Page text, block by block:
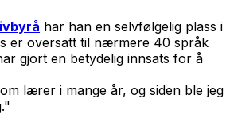
har han en selvfølgelig plass i
er oversatt til nærmere 40 språk
gjort en betydelig innsats for å
lærer i mange år, og siden ble jeg